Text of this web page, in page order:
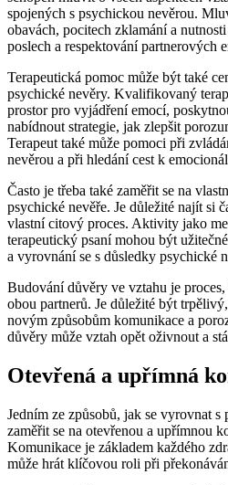
spojených s psychickou nevěrou.
obavách, pocitech zklamání a
poslech a respektování partnerových
Terapeutická pomoc může být také
psychické nevěry. Kvalifikovaný
prostor pro vyjádření emocí,
nabídnout strategie, jak zlepšit
Terapeut také může pomoci při
nevěrou a při hledání cest k
Často je třeba také zaměřit se na
psychické nevěře. Je důležité najít si
vlastní citový proces. Aktivity jako
terapeutický psaní mohou být
a vyrovnání se s důsledky psychické
Budování důvěry ve vztahu je
obou partnerů. Je důležité být
novým způsobům komunikace a
důvěry může vztah opět oživnout a
Otevřená a upřímná
Jedním ze způsobů, jak se vyrovnat s
zaměřit se na otevřenou a upřímnou
Komunikace je základem každého
může hrát klíčovou roli při